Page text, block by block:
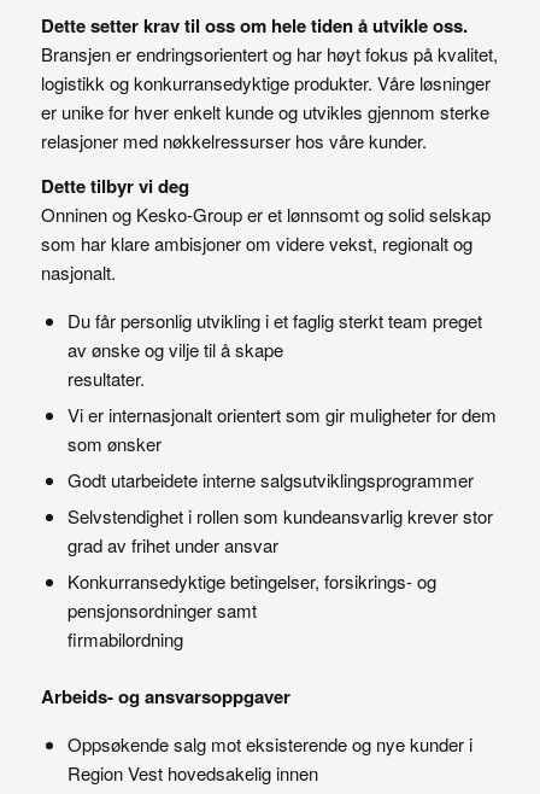
Dette setter krav til oss om hele tiden å utvikle oss.
Bransjen er endringsorientert og har høyt fokus på kvalitet,
logistikk og konkurransedyktige produkter. Våre løsninger
er unike for hver enkelt kunde og utvikles gjennom sterke
relasjoner med nøkkelressurser hos våre kunder.
Dette tilbyr vi deg
Onninen og Kesko-Group er et lønnsomt og solid selskap
som har klare ambisjoner om videre vekst, regionalt og
nasjonalt.
Du får personlig utvikling i et faglig sterkt team preget
av ønske og vilje til å skape
resultater.
Vi er internasjonalt orientert som gir muligheter for dem
som ønsker
Godt utarbeidete interne salgsutviklingsprogrammer
Selvstendighet i rollen som kundeansvarlig krever stor
grad av frihet under ansvar
Konkurransedyktige betingelser, forsikrings- og
pensjonsordninger samt
firmabilordning
Arbeids- og ansvarsoppgaver
Oppsøkende salg mot eksisterende og nye kunder i
Region Vest hovedsakelig innen